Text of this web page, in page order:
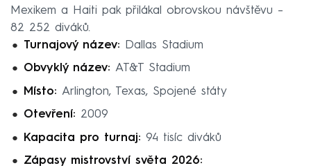
Mexikem a Haiti pak přilákal obrovskou návštěvu –
82 252 diváků.
Turnajový název:
Dallas Stadium
Obvyklý název: AT&T Stadium
Místo: Arlington, Texas, Spojené státy
Otevření: 2009
Kapacita pro turnaj: 94 tisíc diváků
Zápasy mistrovství světa 2026: